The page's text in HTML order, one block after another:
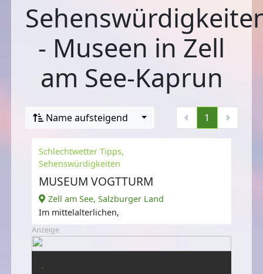
- Museen in Zell
am See-Kaprun
Name aufsteigend 1
Schlechtwetter Tipps,
Sehenswürdigkeiten
MUSEUM VOGTTURM
Zell am See, Salzburger Land
Im mittelalterlichen,
Anzeige
-